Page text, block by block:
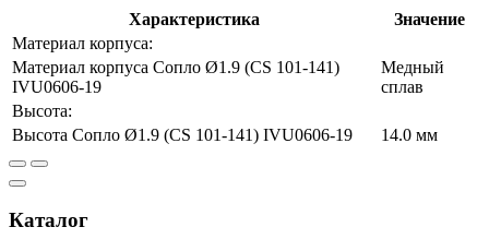
Характеристика
Значение
Материал корпуса:
Материал корпуса Сопло Ø1.9 (CS 101-141)
IVU0606-19
Медный
сплав
Высота:
Высота Сопло Ø1.9 (CS 101-141) IVU0606-19 14.0 мм
Каталог